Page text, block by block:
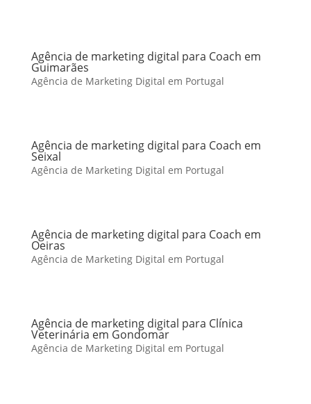
Agência de marketing digital para Coach em
Guimarães
Agência de Marketing Digital em Portugal
Agência de marketing digital para Coach em
Seixal
Agência de Marketing Digital em Portugal
Agência de marketing digital para Coach em
Oeiras
Agência de Marketing Digital em Portugal
Agência de marketing digital para Clínica
Veterinária em Gondomar
Agência de Marketing Digital em Portugal